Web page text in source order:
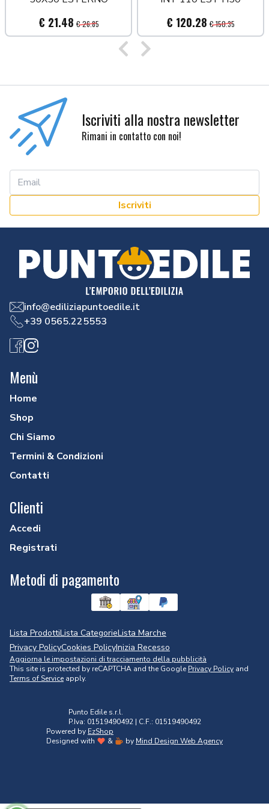
€ 21.48 € 26.85 € 120.28 € 150.35
Iscriviti alla nostra newsletter
Rimani in contatto con noi!
Iscriviti
info@ediliziapuntoedile.it
+39 0565.225553
Facebook
Instagram
Menù
Home
Shop
Chi Siamo
Termini & Condizioni
Contatti
Clienti
Accedi
Registrati
Metodi di pagamento
Lista ProdottiLista CategorieLista Marche
Privacy PolicyCookies PolicyInizia Recesso
Aggiorna le impostazioni di tracciamento della pubblicità
This site is protected by reCAPTCHA and the Google Privacy Policy and
Terms of Service apply.
Punto Edile s.r.l.
P.Iva: 01519490492 | C.F.: 01519490492
Powered by EzShop
Designed with
& by Mind Design Web Agency